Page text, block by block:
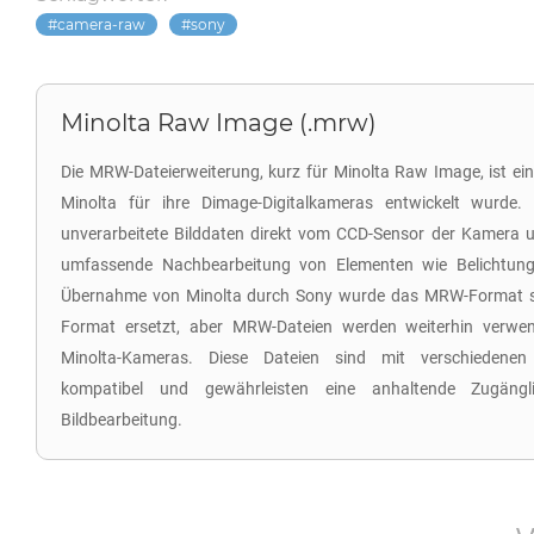
camera-raw sony
Minolta Raw Image (.mrw)
Die MRW-Dateierweiterung, kurz für Minolta Raw Image, ist
Minolta für ihre Dimage-Digitalkameras entwickelt wurde.
unverarbeitete Bilddaten direkt vom CCD-Sensor der Kamera
umfassende Nachbearbeitung von Elementen wie
Übernahme von Minolta durch Sony wurde das MRW-Format
Format ersetzt, aber MRW-Dateien werden weiterhin
Minolta-Kameras. Diese Dateien sind mit verschiedenen
kompatibel und gewährleisten eine anhaltende
Bildbearbeitung.